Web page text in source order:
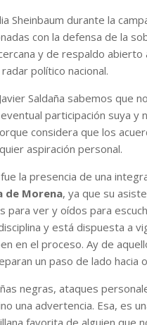
Sheinbaum durante la
con la defensa de la
y de respaldo abierto
político nacional.
Saldaña sabemos que
participación suya y
considera que los
aspiración personal.
la presencia de una
de Morena, ya que su
ver y oídos para
y está dispuesta a
en el proceso. Ay de
un paso de lado hacia
negras, ataques
una advertencia. Esa, es
favorita de alguien que